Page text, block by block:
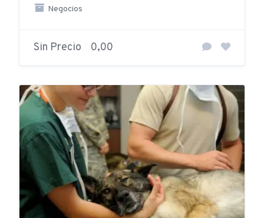
Negocios
Sin Precio 0,00